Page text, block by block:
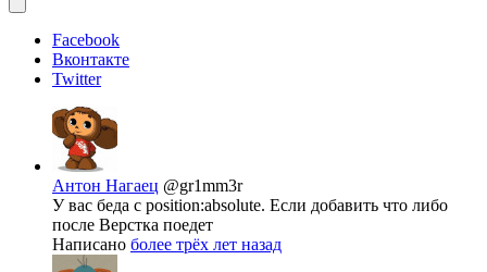
Facebook
Вконтакте
Twitter
Антон Нагаец @gr1mm3r
У вас беда с position:absolute. Если добавить что либо
после Верстка поедет
Написано более трёх лет назад